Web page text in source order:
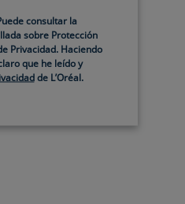
consultar la
sobre Protección
Privacidad. Haciendo
que he leído y
de L’Oréal.